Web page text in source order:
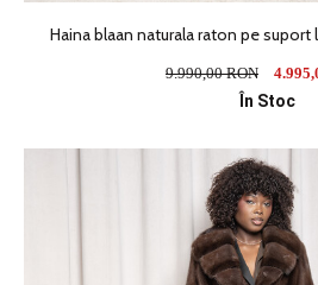
Haina blaan naturala raton pe
9.990,00 RON
În Stoc